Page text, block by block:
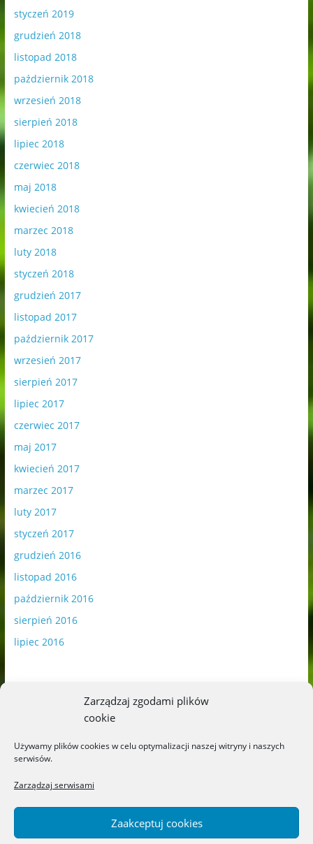
Zarządzaj zgodami plików
cookie
Używamy plików cookies w celu optymalizacji naszej witryny i naszych
serwisów.
Zarządzaj serwisami
Zaakceptuj cookies
styczeń 2019
grudzień 2018
listopad 2018
październik 2018
wrzesień 2018
sierpień 2018
lipiec 2018
czerwiec 2018
maj 2018
kwiecień 2018
marzec 2018
luty 2018
styczeń 2018
grudzień 2017
listopad 2017
październik 2017
wrzesień 2017
sierpień 2017
lipiec 2017
czerwiec 2017
maj 2017
kwiecień 2017
marzec 2017
luty 2017
styczeń 2017
grudzień 2016
listopad 2016
październik 2016
sierpień 2016
lipiec 2016